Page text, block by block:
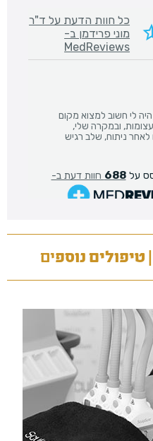
טיפולים נוספים